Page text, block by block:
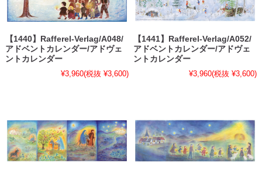
【1440】Rafferel-Verlag/A048/
アドベントカレンダー/アドヴェ
ントカレンダー
¥3,960(税抜 ¥3,600)
【1441】Rafferel-Verlag/A052/
アドベントカレンダー/アドヴェ
ントカレンダー
¥3,960(税抜 ¥3,600)